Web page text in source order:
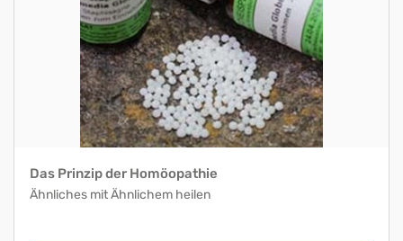
Das Prinzip der Homöopathie
Ähnliches mit Ähnlichem heilen